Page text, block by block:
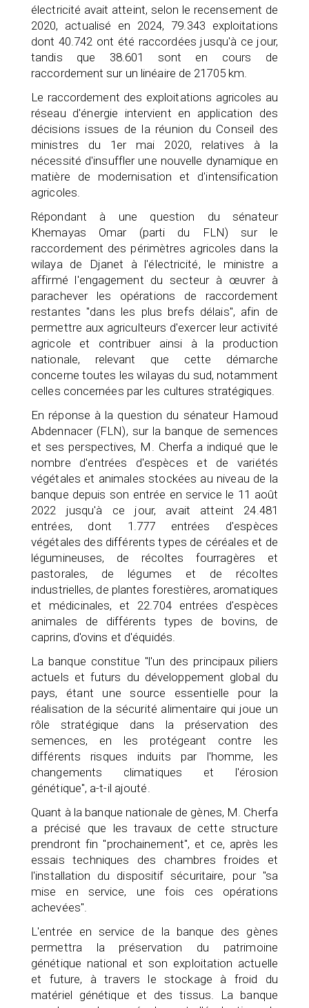
électricité avait atteint, selon le recensement de
2020, actualisé en 2024, 79.343 exploitations
dont 40.742 ont été raccordées jusqu'à ce jour,
tandis que 38.601 sont en cours de
raccordement sur un linéaire de 21705 km.
Le raccordement des exploitations agricoles au
réseau d'énergie intervient en application des
décisions issues de la réunion du Conseil des
ministres du 1er mai 2020, relatives à la
nécessité d'insuffler une nouvelle dynamique en
matière de modernisation et d'intensification
agricoles.
Répondant à une question du sénateur
Khemayas Omar (parti du FLN) sur le
raccordement des périmètres agricoles dans la
wilaya de Djanet à l'électricité, le ministre a
affirmé l'engagement du secteur à œuvrer à
parachever les opérations de raccordement
restantes "dans les plus brefs délais", afin de
permettre aux agriculteurs d'exercer leur activité
agricole et contribuer ainsi à la production
nationale, relevant que cette démarche
concerne toutes les wilayas du sud, notamment
celles concernées par les cultures stratégiques.
En réponse à la question du sénateur Hamoud
Abdennacer (FLN), sur la banque de semences
et ses perspectives, M. Cherfa a indiqué que le
nombre d'entrées d'espèces et de variétés
végétales et animales stockées au niveau de la
banque depuis son entrée en service le 11 août
2022 jusqu'à ce jour, avait atteint 24.481
entrées, dont 1.777 entrées d'espèces
végétales des différents types de céréales et de
légumineuses, de récoltes fourragères et
pastorales, de légumes et de récoltes
industrielles, de plantes forestières, aromatiques
et médicinales, et 22.704 entrées d'espèces
animales de différents types de bovins, de
caprins, d'ovins et d'équidés.
La banque constitue "l'un des principaux piliers
actuels et futurs du développement global du
pays, étant une source essentielle pour la
réalisation de la sécurité alimentaire qui joue un
rôle stratégique dans la préservation des
semences, en les protégeant contre les
différents risques induits par l'homme, les
changements climatiques et l'érosion
génétique", a-t-il ajouté.
Quant à la banque nationale de gènes, M. Cherfa
a précisé que les travaux de cette structure
prendront fin "prochainement", et ce, après les
essais techniques des chambres froides et
l'installation du dispositif sécuritaire, pour "sa
mise en service, une fois ces opérations
achevées".
L'entrée en service de la banque des gènes
permettra la préservation du patrimoine
génétique national et son exploitation actuelle
et future, à travers le stockage à froid du
matériel génétique et des tissus. La banque